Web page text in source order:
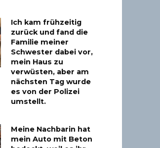
Ich kam frühzeitig
zurück und fand die
Familie meiner
Schwester dabei vor,
mein Haus zu
verwüsten, aber am
nächsten Tag wurde
es von der Polizei
umstellt.
Meine Nachbarin hat
mein Auto mit Beton